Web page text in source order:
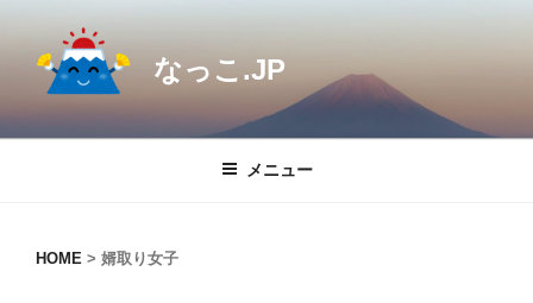
なっこ.JP
メニュー
HOME > 婿取り女子